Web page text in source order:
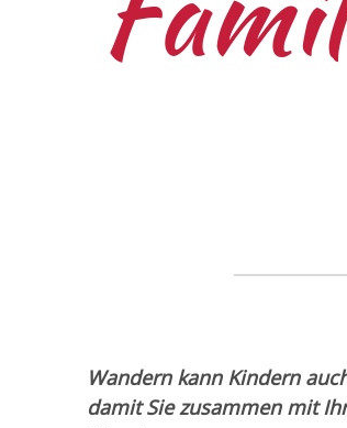
Wandern kann Kindern
damit Sie zusammen mit